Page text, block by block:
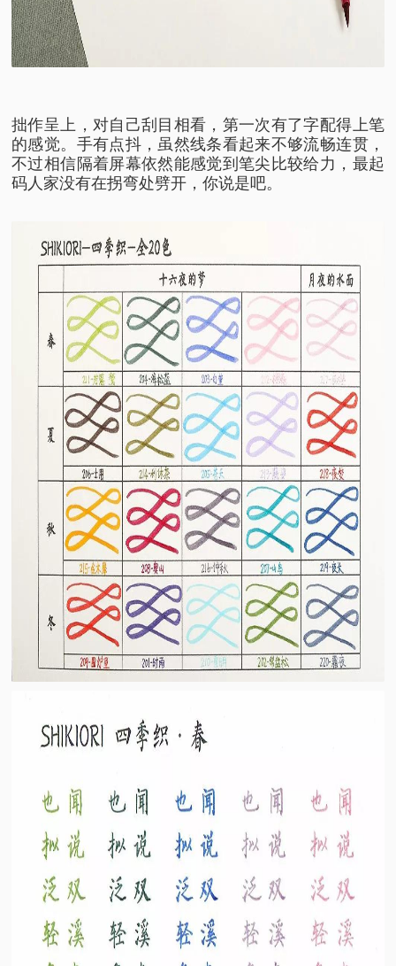
拙作呈上，对自己刮目相看，第一次有了字配得上笔
的感觉。手有点抖，虽然线条看起来不够流畅连贯，
不过相信隔着屏幕依然能感觉到笔尖比较给力，最起
码人家没有在拐弯处劈开，你说是吧。